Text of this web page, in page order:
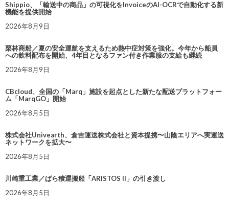
Shippio、「輸送中の商品」の可視化をInvoiceのAI-OCRで自動化する新
機能を提供開始
2026年8月9日
栗林商船／夏の安全運航を支えるため熱中症対策を強化。今年から船員
への飲料配布を開始、4年目となるファン付き作業服の支給も継続
2026年8月9日
CBcloud、全国の「Marq」施設を起点とした新たな配送プラットフォー
ム「MarqGO」開始
2026年8月5日
株式会社Univearth、倉吉運送株式会社と資本提携〜山陰エリアへ実運送
ネットワークを拡大〜
2026年8月5日
川崎重工業／ばら積運搬船「ARISTOS II」の引き渡し
2026年8月5日